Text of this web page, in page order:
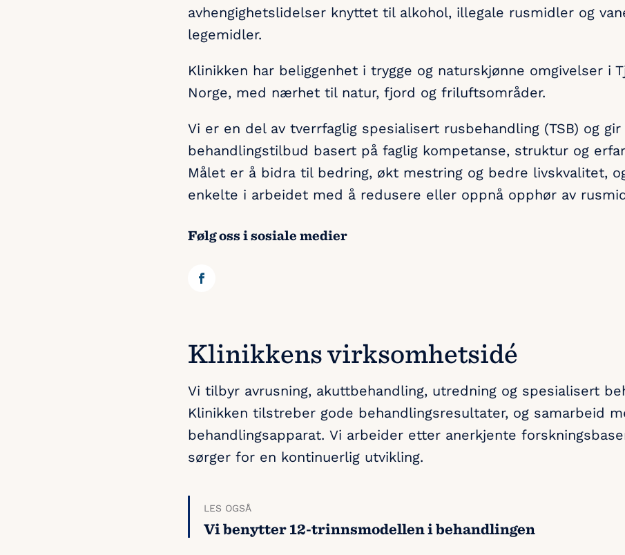
avhengighetslidelser knyttet til alkohol, illegale rusmidler og
legemidler.
Klinikken har beliggenhet i trygge og naturskjønne omgivelser i
Norge, med nærhet til natur, fjord og friluftsområder.
Vi er en del av tverrfaglig spesialisert rusbehandling (TSB) og
behandlingstilbud basert på faglig kompetanse, struktur og
Målet er å bidra til bedring, økt mestring og bedre livskvalitet,
enkelte i arbeidet med å redusere eller oppnå opphør av
Følg oss i sosiale medier
Klinikkens virksomhetsidé
Vi tilbyr avrusning, akuttbehandling, utredning og spesialisert
Klinikken tilstreber gode behandlingsresultater, og samarbeid
behandlingsapparat. Vi arbeider etter anerkjente
sørger for en kontinuerlig utvikling.
LES OGSÅ
Vi benytter 12-trinnsmodellen i behandlingen